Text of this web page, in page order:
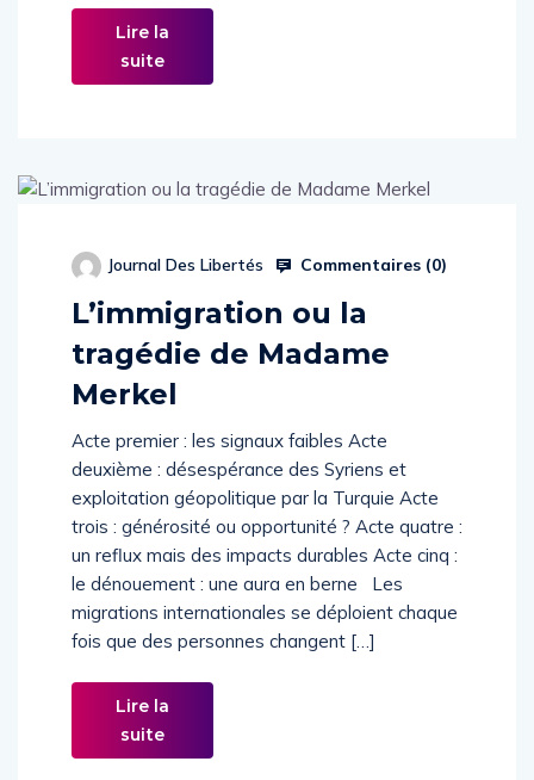
Lire la
suite
Journal Des Libertés Commentaires (0)
L’immigration ou la
tragédie de Madame
Merkel
Acte premier : les signaux faibles Acte
deuxième : désespérance des Syriens et
exploitation géopolitique par la Turquie Acte
trois : générosité ou opportunité ? Acte quatre :
un reflux mais des impacts durables Acte cinq :
le dénouement : une aura en berne Les
migrations internationales se déploient chaque
fois que des personnes changent […]
Lire la
suite